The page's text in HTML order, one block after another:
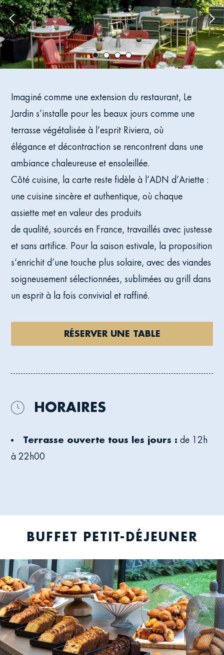
Previous
image
Imaginé comme une extension du restaurant, Le
Jardin s’installe pour les beaux jours comme une
terrasse végétalisée à l’esprit Riviera, où
élégance et décontraction se rencontrent dans une
ambiance chaleureuse et ensoleillée.
Côté cuisine, la carte reste fidèle à l’ADN d’Ariette :
une cuisine sincère et authentique, où chaque
assiette met en valeur des produits
de qualité, sourcés en France, travaillés avec justesse
et sans artifice. Pour la saison estivale, la proposition
s’enrichit d’une touche plus solaire, avec des viandes
soigneusement sélectionnées, sublimées au grill dans
un esprit à la fois convivial et raffiné.
RÉSERVER UNE TABLE
FOR
HORAIRES
Terrasse ouverte tous les jours : de 12h
à 22h00
BUFFET PETIT-DÉJEUNER